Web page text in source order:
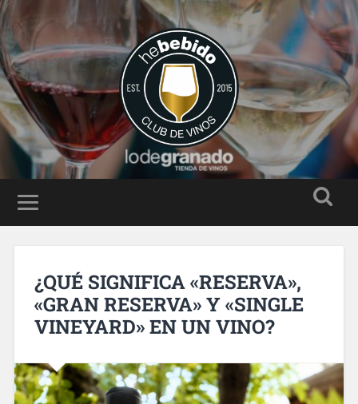
¿QUÉ SIGNIFICA «RESERVA»,
«GRAN RESERVA» Y «SINGLE
VINEYARD» EN UN VINO?